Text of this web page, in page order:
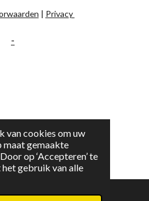
van cookies om uw
maat gemaakte
op ‘Accepteren’ te
gebruik van alle
| Privacy
-